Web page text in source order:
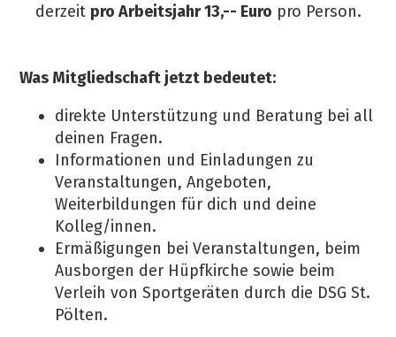
derzeit pro Arbeitsjahr 13,-- Euro pro Person.
Was Mitgliedschaft jetzt bedeutet:
direkte Unterstützung und Beratung bei all
deinen Fragen.
Informationen und Einladungen zu
Veranstaltungen, Angeboten,
Weiterbildungen für dich und deine
Kolleg/innen.
Ermäßigungen bei Veranstaltungen, beim
Ausborgen der Hüpfkirche sowie beim
Verleih von Sportgeräten durch die DSG St.
Pölten.